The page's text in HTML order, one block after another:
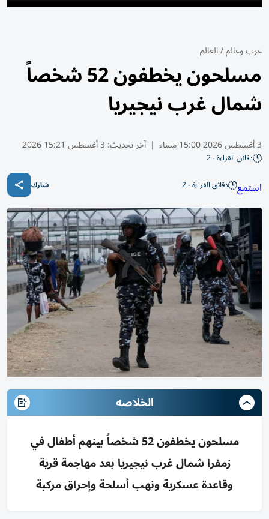
عرب وعالم/العالم
مسلحون يخطفون 52 شخصاً
شمال غرب نيجيريا
3 أغسطس 2026 15:00 مساء | آخر تحديث: 3 أغسطس 15:21 2026
دقائق القراءة - 2
استمع دقائق القراءة - 2 شارك
الخلاصه
مسلحون يخطفون 52 شخصاً بينهم أطفال في
زمفرا شمال غرب نيجيريا بعد مهاجمة قرية
وقاعدة عسكرية ونهب أسلحة وإحراق مركبة